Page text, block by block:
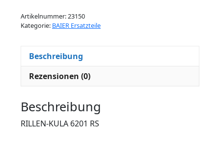
Artikelnummer:23150
Kategorie: BAIER Ersatzteile
Beschreibung
Rezensionen (0)
Beschreibung
RILLEN-KULA 6201 RS